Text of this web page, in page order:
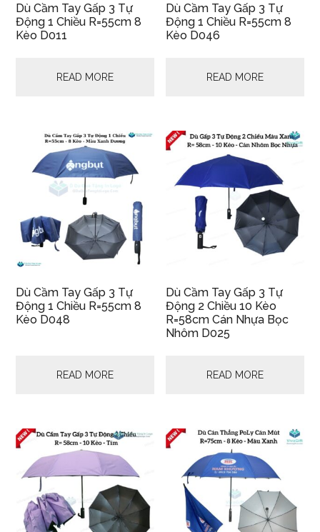
Dù Cầm Tay Gấp 3 Tự
Động 1 Chiều R=55cm 8
Kèo D011
READ MORE
Dù Cầm Tay Gấp 3 Tự
Động 1 Chiều R=55cm 8
Kèo D046
READ MORE
Dù Cầm Tay Gấp 3 Tự
Động 1 Chiều R=55cm 8
Kèo D048
READ MORE
Dù Cầm Tay Gấp 3 Tự
Động 2 Chiều 10 Kèo
R=58cm Cán Nhựa Bọc
Nhôm D025
READ MORE